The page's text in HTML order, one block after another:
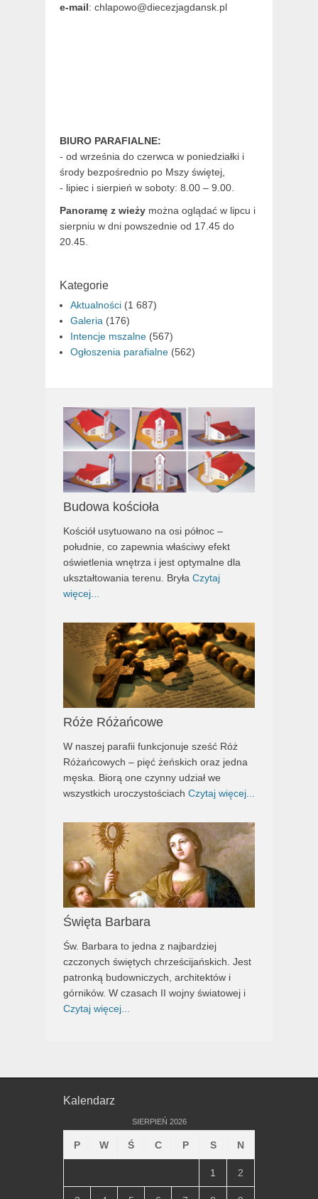
e-mail: chlapowo@diecezjagdansk.pl
BIURO PARAFIALNE:
- od września do czerwca w poniedziałki i
środy bezpośrednio po Mszy świętej,
- lipiec i sierpień w soboty: 8.00 – 9.00.
Panoramę z wieży można oglądać w lipcu i
sierpniu w dni powszednie od 17.45 do
20.45.
Kategorie
Aktualności (1 687)
Galeria (176)
Intencje mszalne (567)
Ogłoszenia parafialne (562)
Budowa kościoła
Kościół usytuowano na osi północ –
południe, co zapewnia właściwy efekt
oświetlenia wnętrza i jest optymalne dla
ukształtowania terenu. Bryła Czytaj
więcej...
Róże Różańcowe
W naszej parafii funkcjonuje sześć Róż
Różańcowych – pięć żeńskich oraz jedna
męska. Biorą one czynny udział we
wszystkich uroczystościach Czytaj więcej...
Święta Barbara
Św. Barbara to jedna z najbardziej
czczonych świętych chrześcijańskich. Jest
patronką budowniczych, architektów i
górników. W czasach II wojny światowej i
Czytaj więcej...
Kalendarz
SIERPIEŃ 2026
P W Ś C P S N
1 2